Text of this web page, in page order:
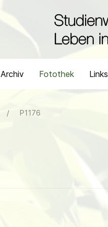
Archiv Fotothek Links
P1176